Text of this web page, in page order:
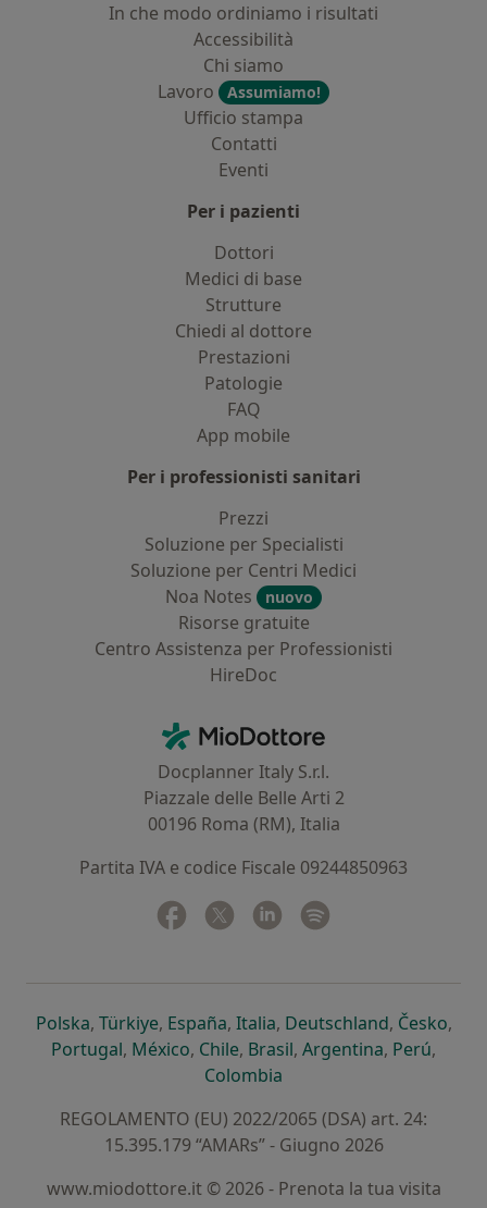
In che modo ordiniamo i risultati
Accessibilità
Chi siamo
Lavoro
Assumiamo!
Ufficio stampa
Contatti
Eventi
Per i pazienti
Dottori
Medici di base
Strutture
Chiedi al dottore
Prestazioni
Patologie
FAQ
App mobile
Per i professionisti sanitari
Prezzi
Soluzione per Specialisti
Soluzione per Centri Medici
Noa Notes
nuovo
Risorse gratuite
Centro Assistenza per Professionisti
HireDoc
MioDottore - Homepage
Docplanner Italy S.r.l.
Piazzale delle Belle Arti 2
00196 Roma (RM), Italia
Partita IVA e codice Fiscale 09244850963
Facebook
si apre in una nuova scheda
Twitter
si apre in una nuova scheda
Linkedin
si apre in una nuova
Polskasi apre in una nuova scheda
, Türkiyesi apre in una nuova scheda
, Españasi apre in una nuova scheda
, Italiasi apre in una nuova
, Deutschlandsi apre in
, Českosi
,
Portugalsi apre in una nuova scheda
, Méxicosi apre in una nuova scheda
, Chilesi apre in una nuova scheda
, Brasilsi apre in una nuova
, Argentinasi apre in
, Perúsi
,
Colombia
REGOLAMENTO (EU) 2022/2065 (DSA) art. 24:
15.395.179 “AMARs” - Giugno 2026
www.miodottore.it © 2026 - Prenota la tua visita